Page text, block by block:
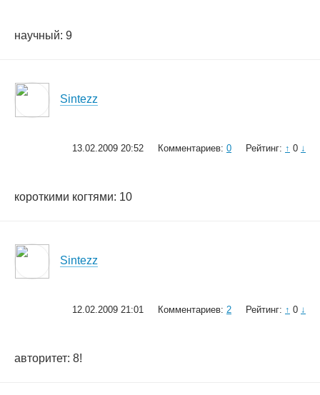
научный: 9
Sintezz
13.02.2009 20:52 Комментариев: 0 Рейтинг: ↑ 0 ↓
короткими когтями: 10
Sintezz
12.02.2009 21:01 Комментариев: 2 Рейтинг: ↑ 0 ↓
авторитет: 8!